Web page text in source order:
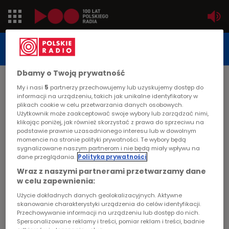
Jedynka
Dwójka
Trójka
Czwórka
PR24
Poland
Kierowcy
Dzieci
STUDIO REPORTAŻU
POLSKIEGO RADIA
2000-01-24
STRONA GŁÓWNA>ARTYKUŁ
Malarz ,jego dom i jego ptaki
STUDIO REPORTAŻU I DOKUMENTU
Malarz ,jego dom i jego ptaki
Dbamy o Twoją prywatność
My i nasi 5 partnerzy przechowujemy lub uzyskujemy dostęp do
informacji na urządzeniu, takich jak unikalne identyfikatory w
plikach cookie w celu przetwarzania danych osobowych.
Użytkownik może zaakceptować swoje wybory lub zarządzać nimi,
klikając poniżej, jak również skorzystać z prawa do sprzeciwu na
podstawie prawnie uzasadnionego interesu lub w dowolnym
momencie na stronie polityki prywatności. Te wybory będą
sygnalizowane naszym partnerom i nie będą miały wpływu na
dane przeglądania. Polityka prywatności
Wraz z naszymi partnerami przetwarzamy dane
w celu zapewnienia:
Użycie dokładnych danych geolokalizacyjnych. Aktywne
skanowanie charakterystyki urządzenia do celów identyfikacji.
Przechowywanie informacji na urządzeniu lub dostęp do nich.
Spersonalizowane reklamy i treści, pomiar reklam i treści, badnie